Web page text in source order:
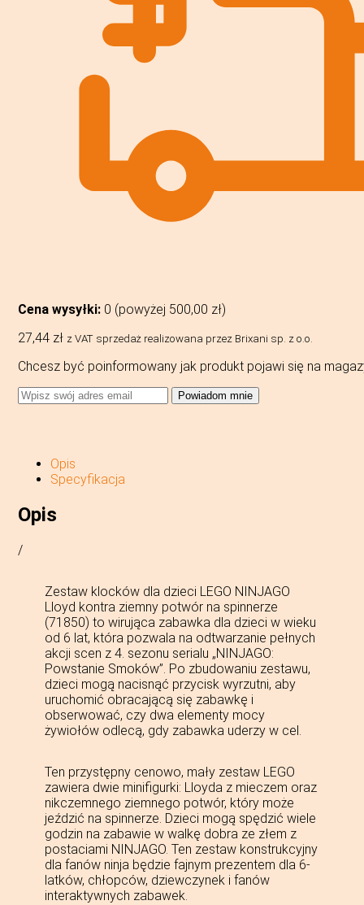
Cena wysyłki: 0 (powyżej 500,00 zł)
27,44 zł z VAT sprzedaż realizowana przez Brixani sp. z o.o.
Chcesz być poinformowany jak produkt pojawi się na
Powiadom mnie
Opis
Specyfikacja
Opis
/
Zestaw klocków dla dzieci LEGO NINJAGO
Lloyd kontra ziemny potwór na spinnerze
(71850) to wirująca zabawka dla dzieci w wieku
od 6 lat, która pozwala na odtwarzanie pełnych
akcji scen z 4. sezonu serialu „NINJAGO:
Powstanie Smoków”. Po zbudowaniu zestawu,
dzieci mogą nacisnąć przycisk wyrzutni, aby
uruchomić obracającą się zabawkę i
obserwować, czy dwa elementy mocy
żywiołów odlecą, gdy zabawka uderzy w cel.
Ten przystępny cenowo, mały zestaw LEGO
zawiera dwie minifigurki: Lloyda z mieczem oraz
nikczemnego ziemnego potwór, który może
jeździć na spinnerze. Dzieci mogą spędzić wiele
godzin na zabawie w walkę dobra ze złem z
postaciami NINJAGO. Ten zestaw konstrukcyjny
dla fanów ninja będzie fajnym prezentem dla 6-
latków, chłopców, dziewczynek i fanów
interaktywnych zabawek.